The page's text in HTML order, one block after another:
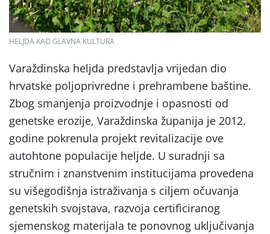
HELJDA KAO GLAVNA KULTURA
Varaždinska heljda predstavlja vrijedan dio
hrvatske poljoprivredne i prehrambene baštine.
Zbog smanjenja proizvodnje i opasnosti od
genetske erozije, Varaždinska županija je 2012.
godine pokrenula projekt revitalizacije ove
autohtone populacije heljde. U suradnji sa
stručnim i znanstvenim institucijama provedena
su višegodišnja istraživanja s ciljem očuvanja
genetskih svojstava, razvoja certificiranog
sjemenskog materijala te ponovnog uključivanja